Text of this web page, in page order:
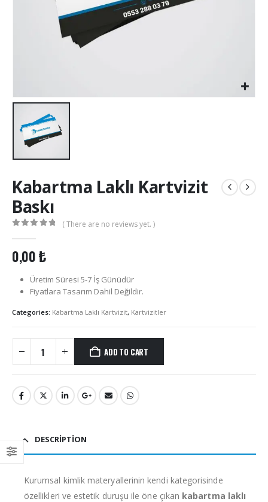
Kabartma Laklı Kartvizit
Baskı
( There are no reviews yet. )
0,00₺
Üretim Süresi 5-7 İş Günüdür
Fiyatlara Tasarım Dahil Değildir.
Categories: Kabartma Laklı Kartvizit, Kartvizitler
ADD TO CART
DESCRIPTION
Kurumsal kimlik materyallerinin kendi kategorisinde
özellikleri ve estetik duruşu ile öne çıkan kabartma laklı